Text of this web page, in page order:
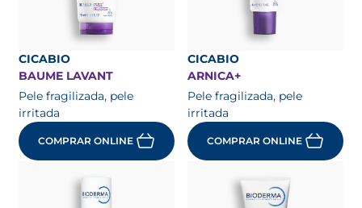
CICABIO
BAUME LAVANT
Pele fragilizada, pele
irritada
COMPRAR ONLINE
CICABIO
ARNICA+
Pele fragilizada, pele
irritada
COMPRAR ONLINE